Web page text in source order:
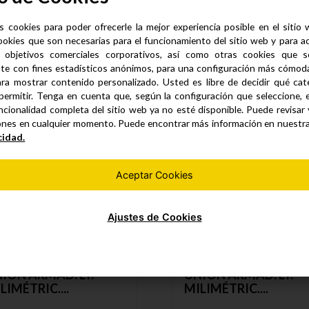
Productos similares
ARMAD. LT.
UNION ARMAD. LT.
MILIMÉTRIC....
cookies para poder ofrecerle la mejor experiencia posible en el sitio
que son necesarias para el funcionamiento del sitio web y para
objetivos comerciales corporativos, así como otras cookies que
con fines estadísticos anónimos, para una configuración más
mostrar contenido personalizado. Usted es libre de decidir qué
Tenga en cuenta que, según la configuración que seleccione,
completa del sitio web ya no esté disponible. Puede revisar
en cualquier momento. Puede encontrar más información en nuestra
Aceptar Cookies
Ajustes de Cookies